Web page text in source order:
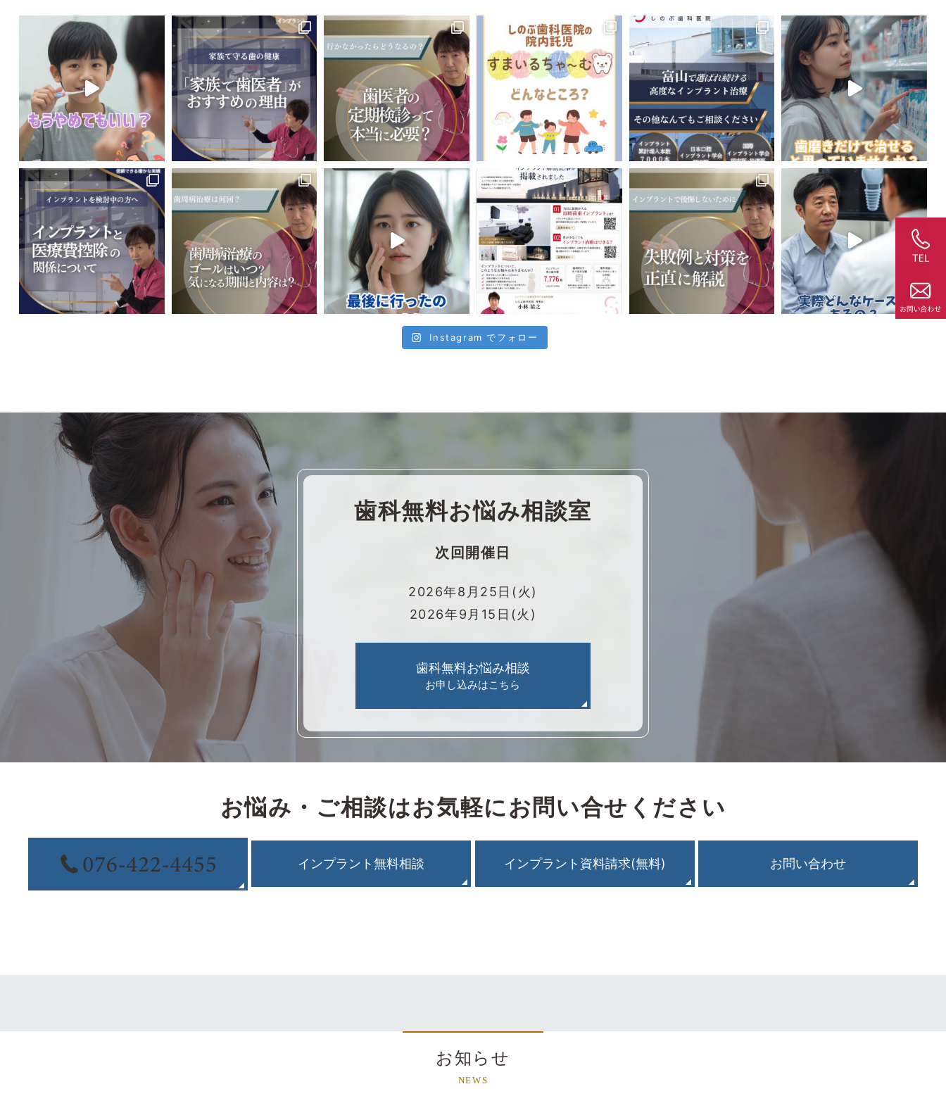
Instagram でフォロー
歯科無料お悩み相談室
次回開催日
2026年8月25日(火)
2026年9月15日(火)
歯科無料お悩み相談
お申し込みはこちら
お悩み・ご相談はお気軽にお問い合せください
インプラント無料相談 インプラント資料請求(無料) お問い合わせ
お知らせ
NEWS